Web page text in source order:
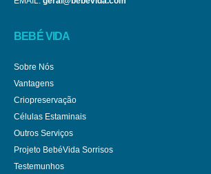
BEBÉ VIDA
Sobre Nós
Vantagens
Criopreservação
Células Estaminais
Outros Serviços
Projeto BebéVida Sorrisos
Testemunhos